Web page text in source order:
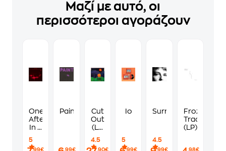
Μαζί με αυτό, οι
περισσότεροι αγοράζουν
One
Afternoon
In A
Air
5
,99€
Paint
,99€
Cut
Outs
(LP
4.5
,90€
Io
5
,99€
Surrender
4.5
,99€
Frozen
Tracks
(LP)
,98€